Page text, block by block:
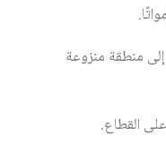
منطقة منزوعة
القطاع.